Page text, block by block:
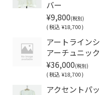
バー
¥9,800(税別)
(税込¥18,700 )
アートラインシ
アーチュニック
¥36,000(税別)
(税込¥18,700 )
アクセントパッ